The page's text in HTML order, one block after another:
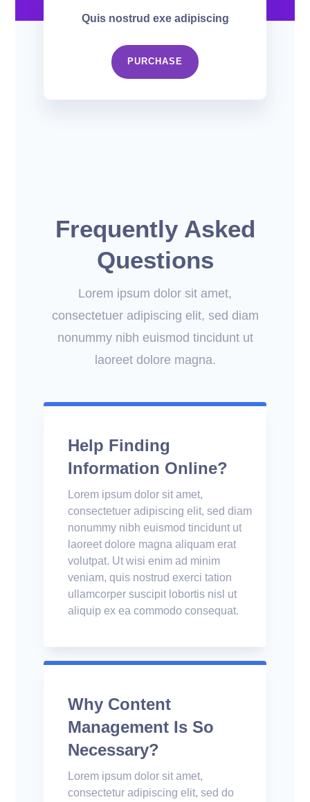
Quis nostrud exe adipiscing
PURCHASE
Frequently Asked
Questions
Lorem ipsum dolor sit amet,
consectetuer adipiscing elit, sed diam
nonummy nibh euismod tincidunt ut
laoreet dolore magna.
Help Finding
Information Online?
Lorem ipsum dolor sit amet,
consectetuer adipiscing elit, sed diam
nonummy nibh euismod tincidunt ut
laoreet dolore magna aliquam erat
volutpat. Ut wisi enim ad minim
veniam, quis nostrud exerci tation
ullamcorper suscipit lobortis nisl ut
aliquip ex ea commodo consequat.
Why Content
Management Is So
Necessary?
Lorem ipsum dolor sit amet,
consectetur adipiscing elit, sed do